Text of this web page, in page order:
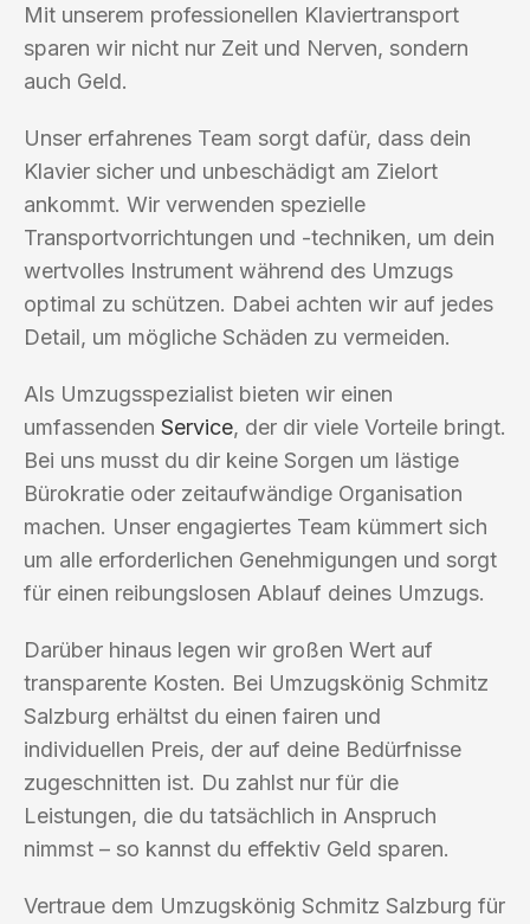
Mit unserem professionellen Klaviertransport
sparen wir nicht nur Zeit und Nerven, sondern
auch Geld.
Unser erfahrenes Team sorgt dafür, dass dein
Klavier sicher und unbeschädigt am Zielort
ankommt. Wir verwenden spezielle
Transportvorrichtungen und -techniken, um dein
wertvolles Instrument während des Umzugs
optimal zu schützen. Dabei achten wir auf jedes
Detail, um mögliche Schäden zu vermeiden.
Als Umzugsspezialist bieten wir einen
umfassenden Service, der dir viele Vorteile bringt.
Bei uns musst du dir keine Sorgen um lästige
Bürokratie oder zeitaufwändige Organisation
machen. Unser engagiertes Team kümmert sich
um alle erforderlichen Genehmigungen und sorgt
für einen reibungslosen Ablauf deines Umzugs.
Darüber hinaus legen wir großen Wert auf
transparente Kosten. Bei Umzugskönig Schmitz
Salzburg erhältst du einen fairen und
individuellen Preis, der auf deine Bedürfnisse
zugeschnitten ist. Du zahlst nur für die
Leistungen, die du tatsächlich in Anspruch
nimmst – so kannst du effektiv Geld sparen.
Vertraue dem Umzugskönig Schmitz Salzburg für